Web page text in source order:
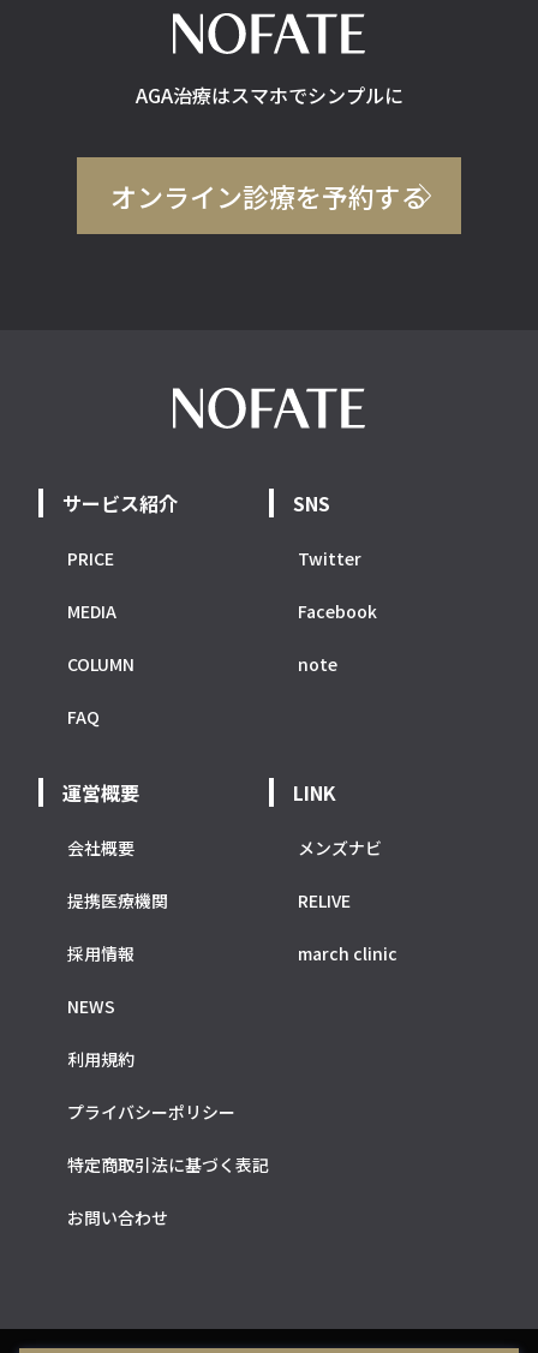
AGA治療はスマホでシンプルに
オンライン診療を予約する
サービス紹介
PRICE
MEDIA
COLUMN
FAQ
SNS
Twitter
Facebook
note
運営概要
会社概要
提携医療機関
採用情報
NEWS
利用規約
プライバシーポリシー
特定商取引法に基づく表記
お問い合わせ
LINK
メンズナビ
RELIVE
march clinic